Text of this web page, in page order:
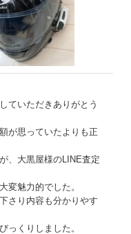
ていただきありがとう
が思っていたよりも正
、大黒屋様のLINE査定
変魅力的でした。
さり内容も分かりやす
っくりしました。